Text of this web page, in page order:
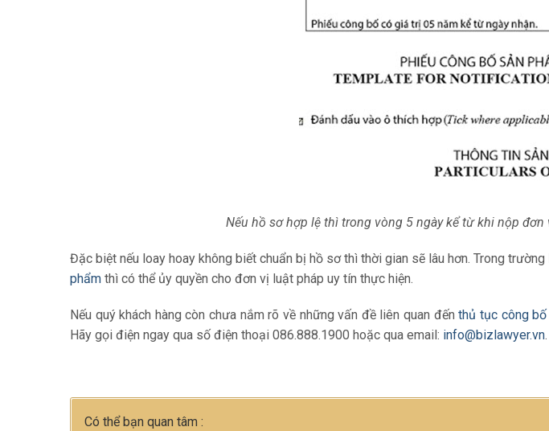
Nếu hồ sơ hợp lệ thì trong vòng 5 ngày kể từ khi nộp
Đặc biệt nếu loay hoay không biết chuẩn bị hồ sơ thì thời gian sẽ lâu hơn. Trong
phẩm thì có thể ủy quyền cho đơn vị luật pháp uy tín thực hiện.
Nếu quý khách hàng còn chưa nắm rõ về những vấn đề liên quan đếnthủ tục công
Hãy gọi điện ngay qua số điện thoại 086.888.1900 hoặc qua email: info@bizlawyer.vn.
Có thể bạn quan tâm :